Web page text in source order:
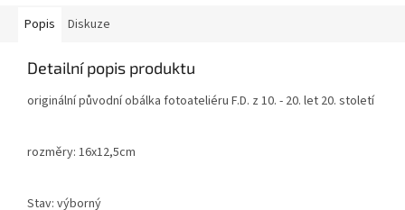
Popis Diskuze
Detailní popis produktu
originální původní obálka fotoateliéru F.D. z 10. - 20. let 20. století
rozměry: 16x12,5cm
Stav: výborný